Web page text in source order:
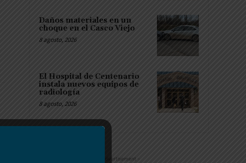
Daños materiales en un
choque en el Casco Viejo
8 agosto, 2026
El Hospital de Centenario
instala nuevos equipos de
radiología
8 agosto, 2026
- Advertisement -